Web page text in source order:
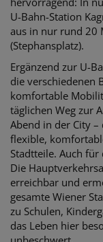
U-Bahn-Station
aus in nur rund 20
(Stephansplatz).
Ergänzend zur U-
die verschiedenen
komfortable
täglichen Weg zur
Abend in der City
flexible,
Stadtteile. Auch
Die
erreichbar und
gesamte Wiener
zu Schulen,
das Leben hier